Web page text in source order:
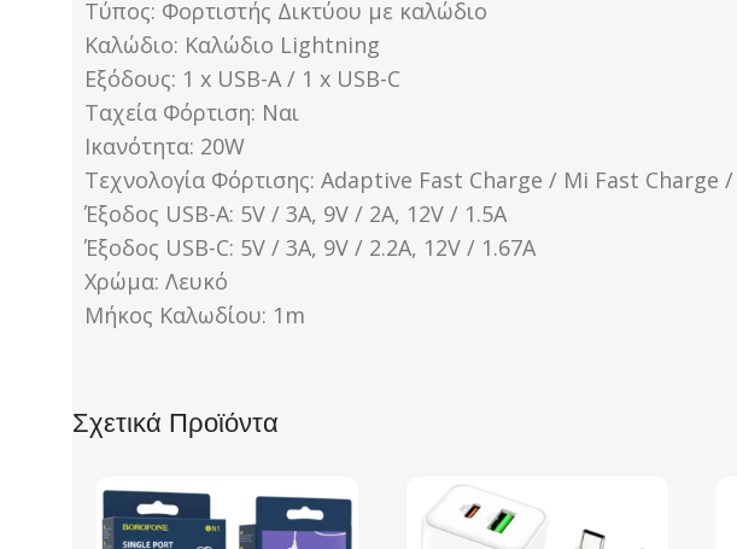
Τύπος: Φορτιστής Δικτύου με καλώδιο
Καλώδιο: Καλώδιο Lightning
Εξόδους: 1 x USB-A / 1 x USB-C
Ταχεία Φόρτιση: Ναι
Ικανότητα: 20W
Τεχνολογία Φόρτισης: Adaptive Fast Charge / Mi Fast Charge
Έξοδος USB-A: 5V / 3A, 9V / 2A, 12V / 1.5A
Έξοδος USB-C: 5V / 3A, 9V / 2.2A, 12V / 1.67A
Χρώμα: Λευκό
Μήκος Καλωδίου: 1m
Σχετικά Προϊόντα